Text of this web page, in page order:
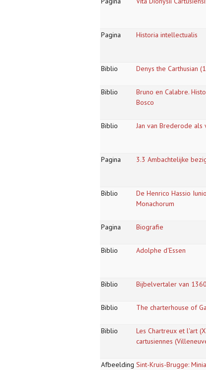
Pagina
Historia intellectualis
Biblio
Denys the Carthusian
Biblio
Bruno en Calabre.
Bosco
Biblio
Jan van Brederode als
Pagina
3.3 Ambachtelijke
Biblio
De Henrico Hassio
Monachorum
Pagina
Biografie
Biblio
Adolphe d'Essen
Biblio
Bijbelvertaler van
Biblio
The charterhouse of
Biblio
Les Chartreux et l'art
cartusiennes
Afbeelding Sint-Kruis-Brugge: